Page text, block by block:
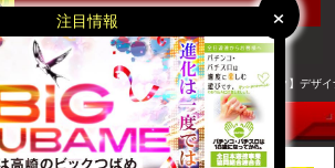
×
×
注目情報
パチスロコンテンツ パチ７特集記事 【パチ7コミック】デザ
ック】デザイナーズ・ハイ